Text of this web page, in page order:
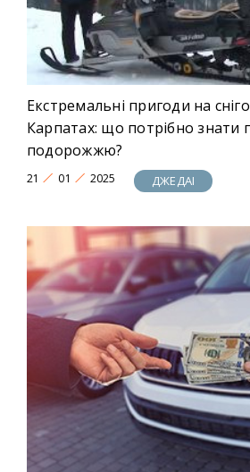
Екстремальні пригоди на
Карпатах: що потрібно знати
подорожжю?
21 01 2025 ДЖЕДАІ